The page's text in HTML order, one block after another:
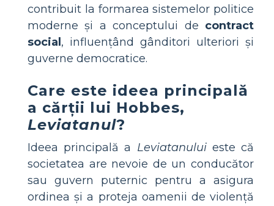
contribuit la formarea sistemelor politice
moderne și a conceptului de contract
social , influențând gânditori ulteriori și
guverne democratice.
Care este ideea principală
a cărții lui Hobbes,
Leviatanul?
Ideea principală a Leviatanuluieste că
societatea are nevoie de un conducător
sau guvern puternic pentru a asigura
ordinea și a proteja oamenii de violență